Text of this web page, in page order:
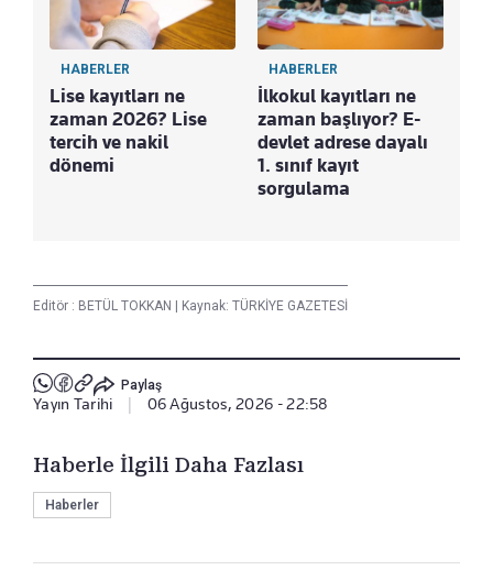
HABERLER
Lise kayıtları ne
zaman 2026? Lise
tercih ve nakil
dönemi
HABERLER
İlkokul kayıtları ne
zaman başlıyor? E-
devlet adrese dayalı
1. sınıf kayıt
sorgulama
Editör : BETÜL TOKKAN Kaynak: TÜRKİYE GAZETESİ
Paylaş
Yayın Tarihi 06 Ağustos, 2026 - 22:58
Haberle İlgili Daha Fazlası
Haberler